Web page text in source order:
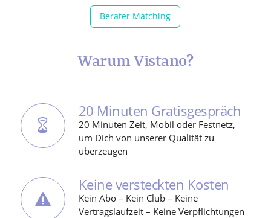
Berater Matching
Warum Vistano?
20 Minuten Gratisgespräch
20 Minuten Zeit, Mobil oder Festnetz,
um Dich von unserer Qualität zu
überzeugen
Keine versteckten Kosten
Kein Abo – Kein Club – Keine
Vertragslaufzeit – Keine Verpflichtungen